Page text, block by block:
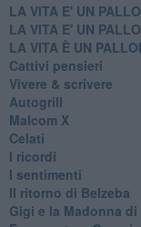
LA VITA E' UN
LA VITA E' UN
LA VITA È UN
Cattivi pensieri
Vivere & scrivere
Autogrill
Malcom X
Celati
I ricordi
I sentimenti
Il ritorno di Belzeba
Gigi e la Madonna